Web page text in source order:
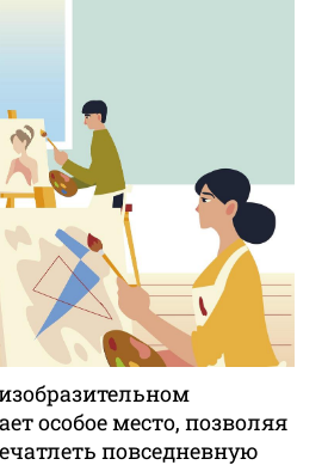
особое место, позволяя
повседневную